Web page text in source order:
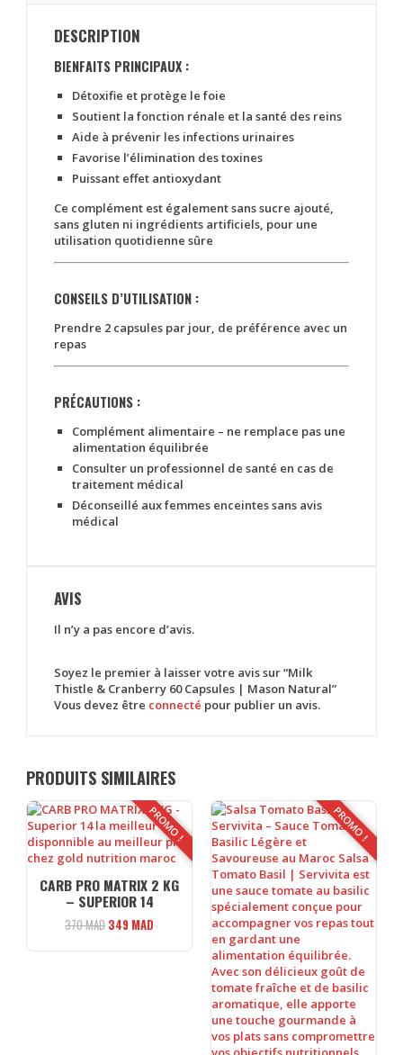
DESCRIPTION
BIENFAITS PRINCIPAUX :
Détoxifie et protège le foie
Soutient la fonction rénale et la santé des reins
Aide à prévenir les infections urinaires
Favorise l’élimination des toxines
Puissant effet antioxydant
Ce complément est égalementsans sucre ajouté,
sans gluten ni ingrédients artificiels, pour une
utilisation quotidienne sûre
CONSEILS D’UTILISATION :
Prendre 2 capsules par jour, de préférence avec un
repas
PRÉCAUTIONS :
Complément alimentaire – ne remplace pas une
alimentation équilibrée
Consulter un professionnel de santé en cas de
traitement médical
Déconseillé aux femmes enceintes sans avis
médical
AVIS
Il n’y a pas encore d’avis.
Soyez le premier à laisser votre avis sur “Milk
Thistle & Cranberry 60 Capsules | Mason Natural”
Vous devez être connecté pour publier un avis.
PRODUITS SIMILAIRES
PROMO !
CARB PRO MATRIX 2 KG
– SUPERIOR 14
370MAD Le
349 MAD
PROMO !